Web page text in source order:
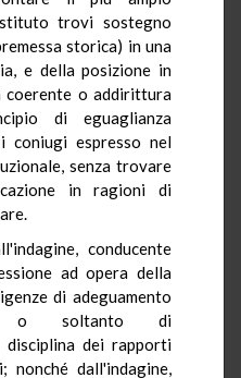
trovi sostegno
storica) in una
e della posizione in
coerente o addirittura
di eguaglianza
espresso nel
senza trovare
in ragioni di
conducente
ad opera della
di adeguamento
o soltanto di
disciplina dei rapporti
nonché dall'indagine,